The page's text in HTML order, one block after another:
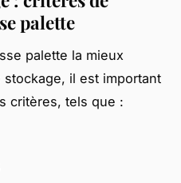
palette
palette la mieux
il est important
critères, tels que :